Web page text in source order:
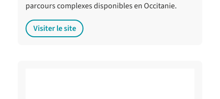
parcours complexes disponibles en Occitanie.
Visiter le site